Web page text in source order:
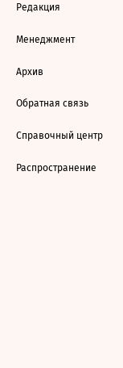
Редакция
Менеджмент
Архив
Обратная связь
Справочный центр
Распространение